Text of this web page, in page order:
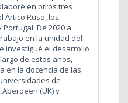
en otros tres
Ártico Ruso, los
De 2020 a
en la unidad del
investigué el desarrollo
de estos años,
en la docencia de las
de
(UK) y